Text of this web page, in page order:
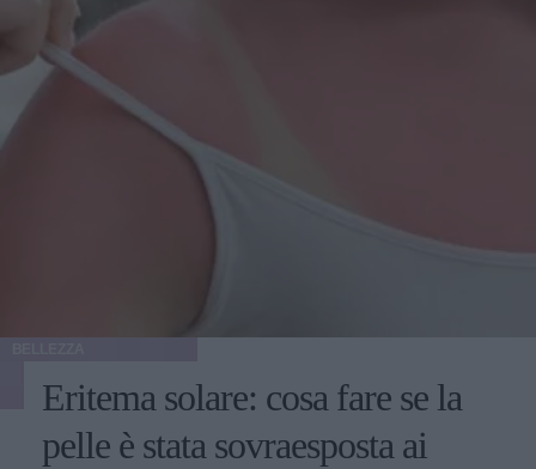
Eritema solare: cosa fare se la
pelle è stata sovraesposta ai